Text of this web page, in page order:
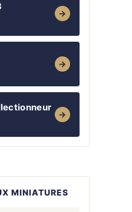
→
→
→
MINIATURES